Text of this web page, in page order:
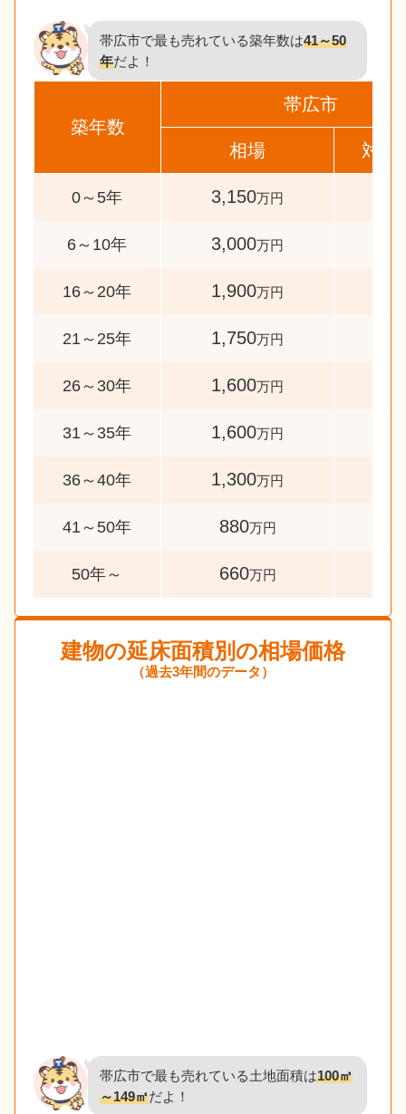
帯広市で最も売れている築年数は41～50
年だよ！
築年数
帯広市
相場 対象
0～5年 3,150万円
6～10年 3,000万円
16～20年 1,900万円
21～25年 1,750万円
26～30年 1,600万円
31～35年 1,600万円
36～40年 1,300万円
41～50年 880万円
50年～ 660万円
建物の延床面積別の相場価格
（過去3年間のデータ）
帯広市で最も売れている土地面積は100㎡
～149㎡だよ！